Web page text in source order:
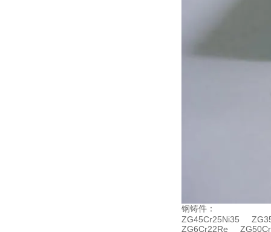
钢铸件：
ZG45Cr25Ni35
ZG6Cr22Re